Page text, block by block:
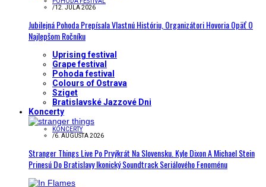
/12. JÚLA 2026
Jubilejná Pohoda Prepísala Vlastnú Históriu, Organizátori Hovoria Opäť O
Najlepšom Ročníku
Uprising festival
Grape festival
Pohoda festival
Colours of Ostrava
Sziget
Bratislavské Jazzové Dni
Koncerty
KONCERTY
/6. AUGUSTA 2026
Stranger Things Live Po Prvýkrát Na Slovensku. Kyle Dixon A Michael Stein
Prinesú Do Bratislavy Ikonický Soundtrack Seriálového Fenoménu